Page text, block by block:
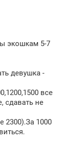
экошкам 5-7
девушка -
все
сдавать не
2300).За 1000